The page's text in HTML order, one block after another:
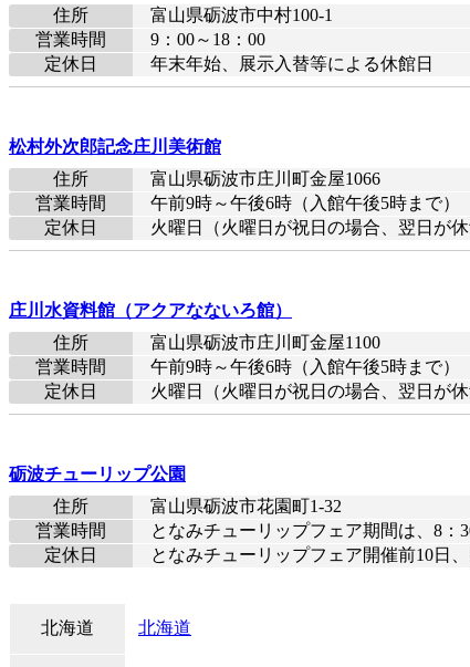
住所
富山県砺波市中村100-1
営業時間
9：00～18：00
定休日
年末年始、展示入替等による休館日
松村外次郎記念庄川美術館
住所
富山県砺波市庄川町金屋1066
営業時間
午前9時～午後6時（入館午後5時まで）
定休日
火曜日（火曜日が祝日の場合、翌日が
庄川水資料館（アクアなないろ館）
住所
富山県砺波市庄川町金屋1100
営業時間
午前9時～午後6時（入館午後5時まで）
定休日
火曜日（火曜日が祝日の場合、翌日が
砺波チューリップ公園
住所
富山県砺波市花園町1-32
営業時間
となみチューリップフェア期間は、8：
定休日
となみチューリップフェア開催前10日
北海道 北海道